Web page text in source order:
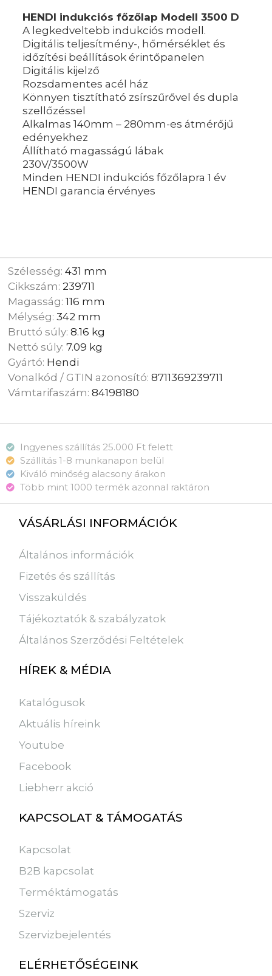
HENDI indukciós főzőlap Modell 3500 D
A legkedveltebb indukciós modell.
Digitális teljesítmény-, hőmérséklet és
időzítési beállítások érintőpanelen
Digitális kijelző
Rozsdamentes acél ház
Könnyen tisztítható zsírszűrővel és dupla
szellőzéssel
Alkalmas 140mm – 280mm-es átmérőjű
edényekhez
Állítható magasságú lábak
230V/3500W
Minden HENDI indukciós főzőlapra 1 év
HENDI garancia érvényes
Szélesség:431 mm
Cikkszám: 239711
Magasság:116 mm
Mélység:342 mm
Bruttó súly:8.16 kg
Nettó súly:7.09 kg
Gyártó: Hendi
Vonalkód / GTIN azonosító:8711369239711
Vámtarifaszám:84198180
Ingyenes szállítás 25.000 Ft felett
Szállítás 1-8 munkanapon belül
Kiváló minőség alacsony árakon
Több mint 1000 termék azonnal raktáron
VÁSÁRLÁSI INFORMÁCIÓK
Általános információk
Fizetés és szállítás
Visszaküldés
Tájékoztatók & szabályzatok
Általános Szerződési Feltételek
HÍREK & MÉDIA
Katalógusok
Aktuális híreink
Youtube
Facebook
Liebherr akció
KAPCSOLAT & TÁMOGATÁS
Kapcsolat
B2B kapcsolat
Terméktámogatás
Szerviz
Szervizbejelentés
ELÉRHETŐSÉGEINK